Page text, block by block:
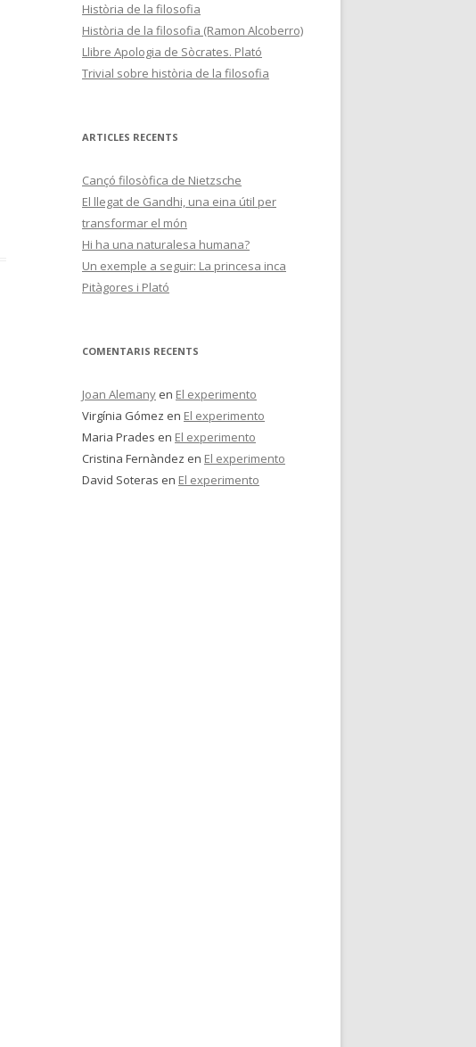
Història de la filosofia
Història de la filosofia (Ramon Alcoberro)
Llibre Apologia de Sòcrates. Plató
Trivial sobre història de la filosofia
ARTICLES RECENTS
Cançó filosòfica de Nietzsche
El llegat de Gandhi, una eina útil per
transformar el món
Hi ha una naturalesa humana?
Un exemple a seguir: La princesa inca
Pitàgores i Plató
COMENTARIS RECENTS
Joan Alemany en El experimento
Virgínia Gómez en El experimento
Maria Prades en El experimento
Cristina Fernàndez en El experimento
David Soteras en El experimento